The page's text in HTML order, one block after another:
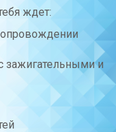
ждет:
зажигательными и